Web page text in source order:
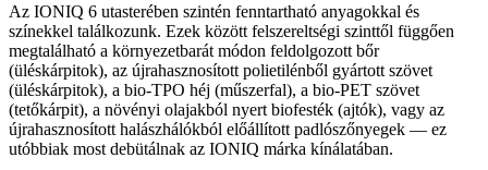
Az IONIQ 6 utasterében szintén fenntartható anyagokkal és
színekkel találkozunk. Ezek között felszereltségi szinttől függően
megtalálható a környezetbarát módon feldolgozott bőr
(üléskárpitok), az újrahasznosított polietilénből gyártott szövet
(üléskárpitok), a bio-TPO héj (műszerfal), a bio-PET szövet
(tetőkárpit), a növényi olajakból nyert biofesték (ajtók), vagy az
újrahasznosított halászhálókból előállított padlószőnyegek — ez
utóbbiak most debütálnak az IONIQ márka kínálatában.